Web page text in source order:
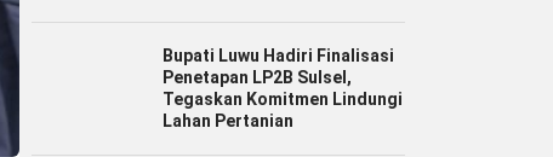
Bupati Luwu Hadiri Finalisasi
Penetapan LP2B Sulsel,
Tegaskan Komitmen Lindungi
Lahan Pertanian